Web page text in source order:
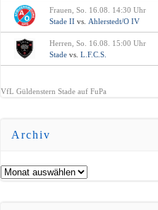
Frauen, So. 16.08. 14:30 Uhr
Stade II vs. Ahlerstedt/O IV
Herren, So. 16.08. 15:00 Uhr
Stade vs. L.F.C.S.
VfL Güldenstern Stade auf FuPa
Archiv
Archiv